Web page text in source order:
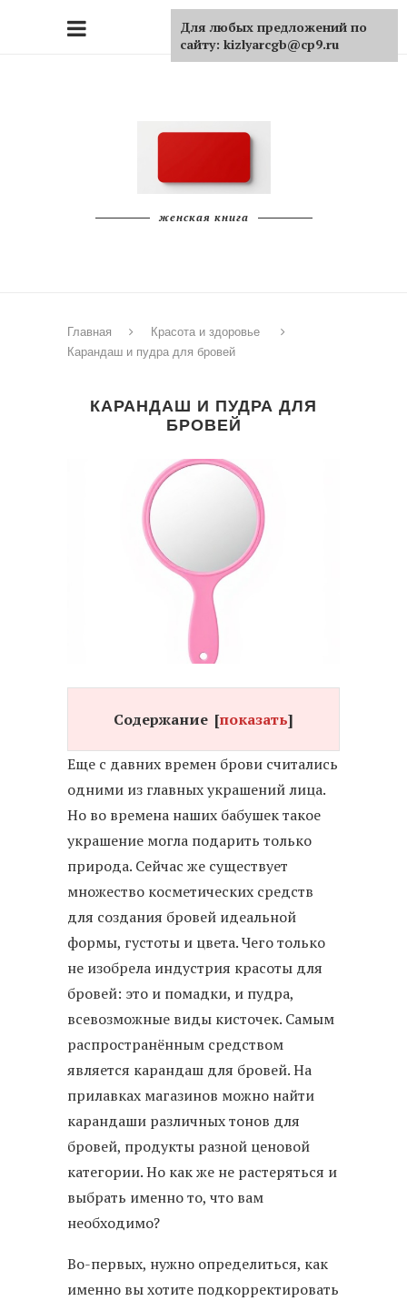
женская книга
Главная
Красота и здоровье
Карандаш и пудра для бровей
КАРАНДАШ И ПУДРА ДЛЯ
БРОВЕЙ
Содержание [показать]
Еще с давних времен брови считались
одними из главных украшений лица.
Но во времена наших бабушек такое
украшение могла подарить только
природа. Сейчас же существует
множество косметических средств
для создания бровей идеальной
формы, густоты и цвета. Чего только
не изобрела индустрия красоты для
бровей: это и помадки, и пудра,
всевозможные виды кисточек. Самым
распространённым средством
является карандаш для бровей. На
прилавках магазинов можно найти
карандаши различных тонов для
бровей, продукты разной ценовой
категории. Но как же не растеряться и
выбрать именно то, что вам
необходимо?
Во-первых, нужно определиться, как
именно вы хотите подкорректировать
Для любых предложений по
сайту: kizlyarcgb@cp9.ru